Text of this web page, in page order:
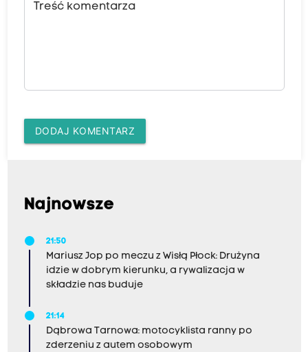
Treść komentarza
DODAJ KOMENTARZ
Najnowsze
21:50
Mariusz Jop po meczu z Wisłą Płock: Drużyna
idzie w dobrym kierunku, a rywalizacja w
składzie nas buduje
21:14
Dąbrowa Tarnowa: motocyklista ranny po
zderzeniu z autem osobowym